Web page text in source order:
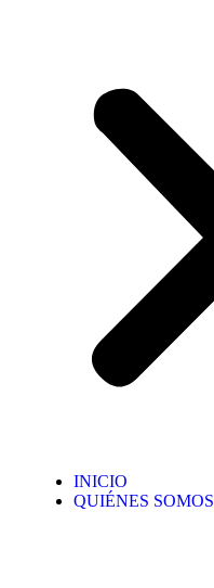
INICIO
QUIÉNES SOMOS